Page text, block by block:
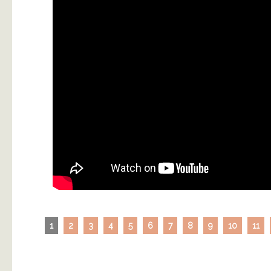
1 2 3 4 5 6 7 8 9 10 11